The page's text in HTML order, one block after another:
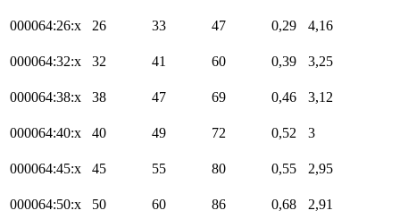
000064:26:x 26 33 47 0,29 4,16
000064:32:x 32 41 60 0,39 3,25
000064:38:x 38 47 69 0,46 3,12
000064:40:x 40 49 72 0,52 3
000064:45:x 45 55 80 0,55 2,95
000064:50:x 50 60 86 0,68 2,91